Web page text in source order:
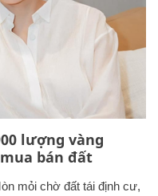
lượng vàng
bán đất
mỏi chờ đất tái định cư,